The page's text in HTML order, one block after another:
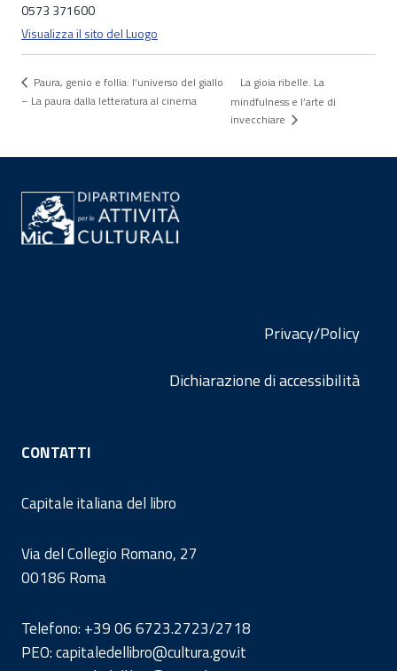
0573 371600
Visualizza il sito del Luogo
Paura, genio e follia: l’universo del giallo
– La paura dalla letteratura al cinema
La gioia ribelle. La
mindfulness e l’arte di
invecchiare
Privacy/Policy
Dichiarazione di accessibilità
CONTATTI
Capitale italiana del libro
Via del Collegio Romano, 27
00186 Roma
Telefono: +39 06 6723.2723/2718
PEO: capitaledellibro@cultura.gov.it